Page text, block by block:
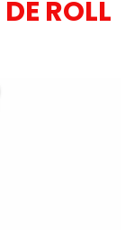
ROLL